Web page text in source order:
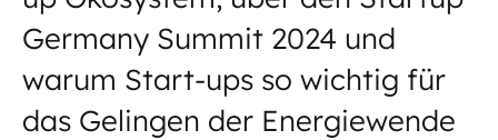
Germany Summit 2024 und
warum Start-ups so wichtig für
das Gelingen der Energiewende